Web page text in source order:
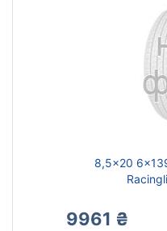
8,5x20
9961 ₴